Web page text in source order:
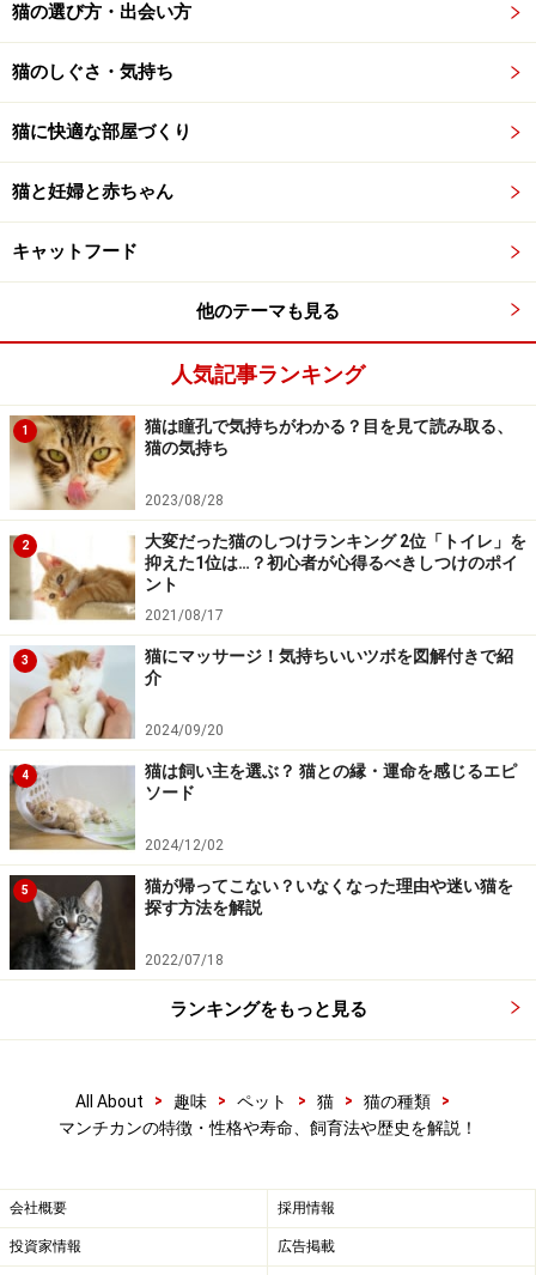
その後、サンドラとケイと協力し、マンチカンの育種に
るTICAに公認されるまでになりました。当初は短足によ
り、脊椎やお尻、足に弊害が現れるのではないかと懸念
されていましたが、育種に携わったブリーダーたちは、
高齢のマンチカンにもそうした症状は見られなかったこ
とを報告したそうです。
マンチカンの身体的特徴
短足以外にも特徴はたくさん！
頭部はくさび型（逆三角形）で丸みを帯びていますが、
横から見ると額は平らです。頬骨は、他の猫種よりも高
い位置に存在しています。耳は根本が広く、先端は丸み
を帯びています。目はクルミ型をしており、耳の根元に
向かってつり気味についています。
目と目の間が少し離れているのも特徴です。ボディは厚
みがあり、他の猫種よりも胸元が広くなっています。四
肢は後ろ足のほうが前足よりもわずかに長いため、上か
ら見ると腰のほうが高いでしょう。
なお、マンチカンは短毛種と長毛種のどちらも産まれま
すが、長毛種の場合は「マンチカンロングヘア」と区別
されることもあります。マンチカンの長毛種は毛足がそ
も短毛種もやわらかくてシルキーな手触りをしていま
短足マンチカンが生まれる確率は50％
猫の選び方・出会い方
猫のしぐさ・気持ち
猫に快適な部屋づくり
猫と妊婦と赤ちゃん
キャットフード
他のテーマも見る
人気記事ランキング
1
猫は瞳孔で気持ちがわかる？目を見て読み取る、
猫の気持ち
2023/08/28
2
大変だった猫のしつけランキング 2位「トイレ」を
抑えた1位は…？初心者が心得るべきしつけのポイ
ント
2021/08/17
3
猫にマッサージ！気持ちいいツボを図解付きで紹
介
2024/09/20
4
猫は飼い主を選ぶ？ 猫との縁・運命を感じるエピ
ソード
2024/12/02
5
猫が帰ってこない？いなくなった理由や迷い猫を
探す方法を解説
2022/07/18
ランキングをもっと見る
All About > 趣味 > ペット > 猫 > 猫の種類
>
マンチカンの特徴・性格や寿命、飼育法や歴史を解説！
会社概要 採用情報
投資家情報 広告掲載